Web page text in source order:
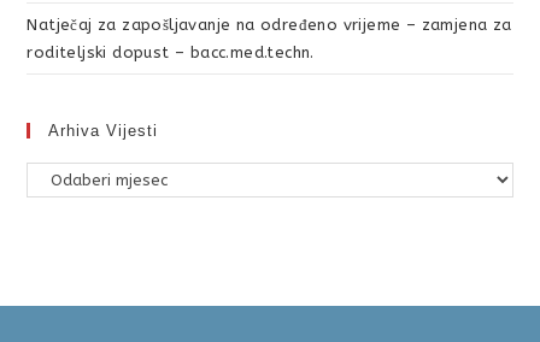
Natječaj za zapošljavanje na određeno vrijeme – zamjena za
roditeljski dopust – bacc.med.techn.
Arhiva Vijesti